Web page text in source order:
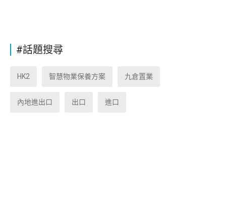
#話題搜尋
HK2 智慧物業保養方案 九倉置業
內地進出口 出口 進口